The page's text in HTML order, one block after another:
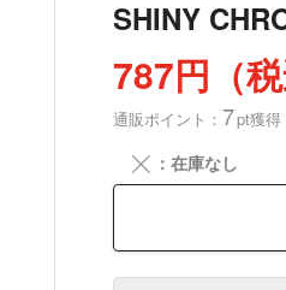
SHINY
787円（税
通販ポイント： 7pt獲得
╳ ：在庫なし